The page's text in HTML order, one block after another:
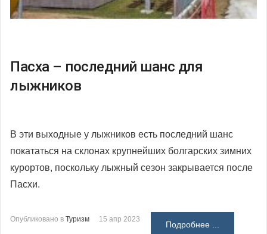
Пасха – последний шанс для
лыжников
В эти выходные у лыжников есть последний шанс
покататься на склонах крупнейших болгарских зимних
курортов, поскольку лыжный сезон закрывается после
Пасхи.
Опубликовано в Туризм 15 апр 2023
Подробнее ...